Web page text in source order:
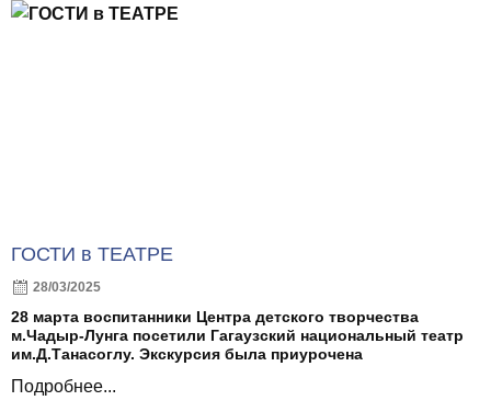
ГОСТИ в ТЕАТРЕ
28/03/2025
28 марта воспитанники Центра детского творчества
м.Чадыр-Лунга посетили Гагаузский национальный театр
им.Д.Танасоглу. Экскурсия была приурочена
Подробнее...